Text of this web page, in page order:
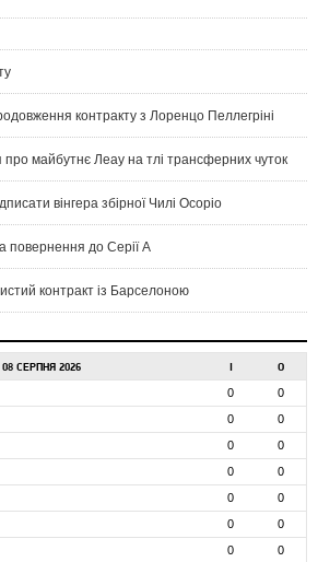
контракту з Лоренцо Пеллегріні
про майбутнє Леау на тлі трансферних чуток
вінгера збірної Чилі Осоріо
повернення до Серії А
контракт із Барселоною
08 СЕРПНЯ 2026 І О
0
0
0
0
0
0
0
0
0
0
0
0
0
0